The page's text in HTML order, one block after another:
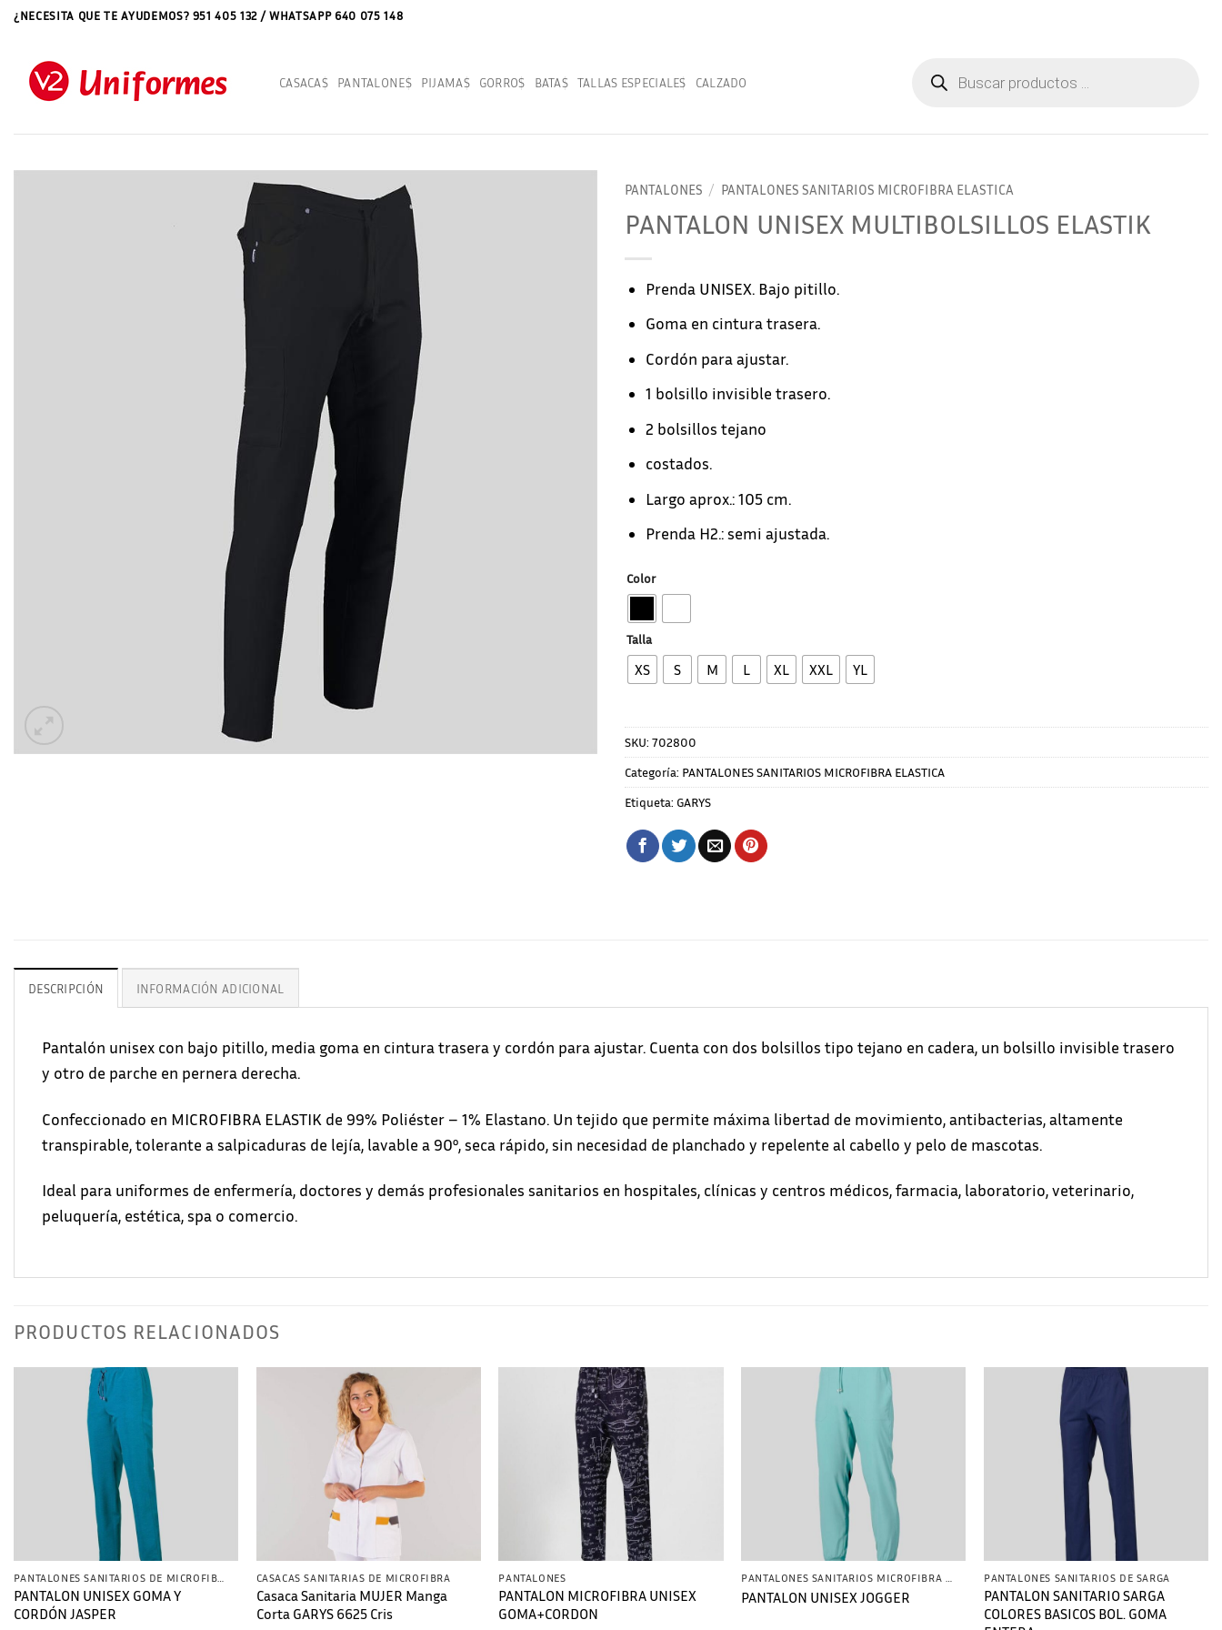
Saltar
contenido
¿NECESITA QUE TE AYUDEMOS? 951 405 132 / WHATSAPP 640 075 148
CASACAS PANTALONES PIJAMAS GORROS BATAS TALLAS ESPECIALES CALZADO
productos
PANTALONES / PANTALONES SANITARIOS MICROFIBRA ELASTICA
PANTALON UNISEX MULTIBOLSILLOS ELASTIK
Prenda UNISEX. Bajo pitillo.
Goma en cintura trasera.
Cordón para ajustar.
1 bolsillo invisible trasero.
2 bolsillos tejano
costados.
Largo aprox.: 105 cm.
Prenda H2.: semi ajustada.
Color
Talla
XS S M L XL XXL YL
SKU: 702800
Categoría: PANTALONES SANITARIOS MICROFIBRA ELASTICA
Etiqueta: GARYS
DESCRIPCIÓN INFORMACIÓN ADICIONAL
Pantalón unisex con bajo pitillo, media goma en cintura trasera y cordón para ajustar. Cuenta con dos bolsillos tipo tejano en cadera, un bolsillo invisible trasero
y otro de parche en pernera derecha.
Confeccionado en MICROFIBRA ELASTIK de 99% Poliéster – 1% Elastano. Un tejido que permite máxima libertad de movimiento, antibacterias, altamente
transpirable, tolerante a salpicaduras de lejía, lavable a 90º, seca rápido, sin necesidad de planchado y repelente al cabello y pelo de mascotas.
Ideal para uniformes de enfermería, doctores y demás profesionales sanitarios en hospitales, clínicas y centros médicos, farmacia, laboratorio, veterinario,
peluquería, estética, spa o comercio.
PRODUCTOS RELACIONADOS
PANTALONES SANITARIOS DE MICROFIBRA
PANTALON UNISEX GOMA Y
CORDÓN JASPER
CASACAS SANITARIAS DE MICROFIBRA
Casaca Sanitaria MUJER Manga
Corta GARYS 6625 Cris
PANTALONES
PANTALON MICROFIBRA UNISEX
GOMA+CORDON
PANTALONES SANITARIOS MICROFIBRA ELASTICA
PANTALON UNISEX JOGGER
PANTALONES SANITARIOS DE SARGA
PANTALON SANITARIO SARGA
COLORES BASICOS BOL. GOMA